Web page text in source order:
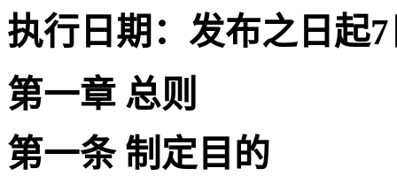
执行日期： 发布之日起
第一章 总则
第一条 制定目的